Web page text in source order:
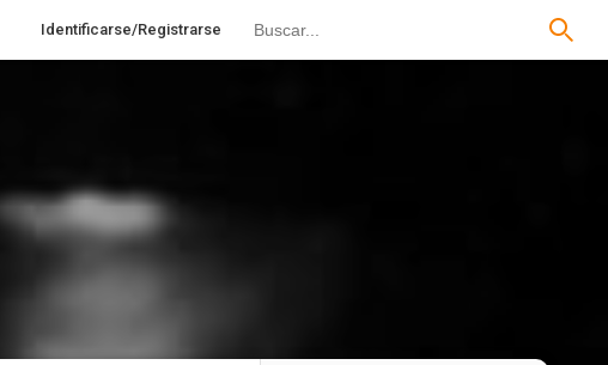
Identificarse/Registrarse